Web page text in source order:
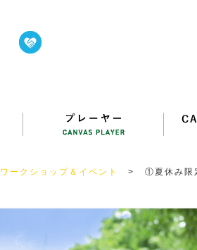
ワークショップ＆イベント >
①夏休み